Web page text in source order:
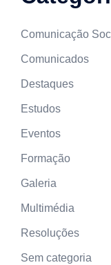
Comunicação
Comunicados
Destaques
Estudos
Eventos
Formação
Galeria
Multimédia
Resoluções
Sem categoria